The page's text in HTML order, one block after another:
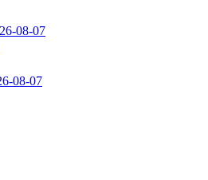
08-07
08-07